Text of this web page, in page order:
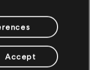
DLC
₩ 45,500
Accept